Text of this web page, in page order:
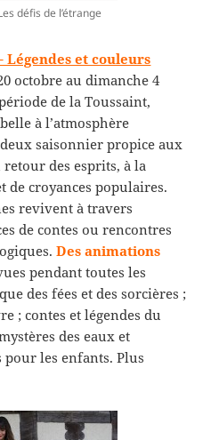
défis de l’étrange
Légendes et couleurs
octobre au dimanche 4
de la Toussaint,
à l’atmosphère
saisonnier propice aux
des esprits, à la
de croyances populaires.
revivent à travers
de contes ou rencontres
Des animations
pendant toutes les
des fées et des sorcières ;
; contes et légendes du
des eaux et
les enfants. Plus